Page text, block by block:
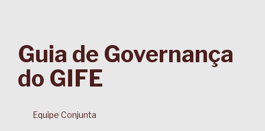
Guia de Governança
do GIFE
Equipe Conjunta